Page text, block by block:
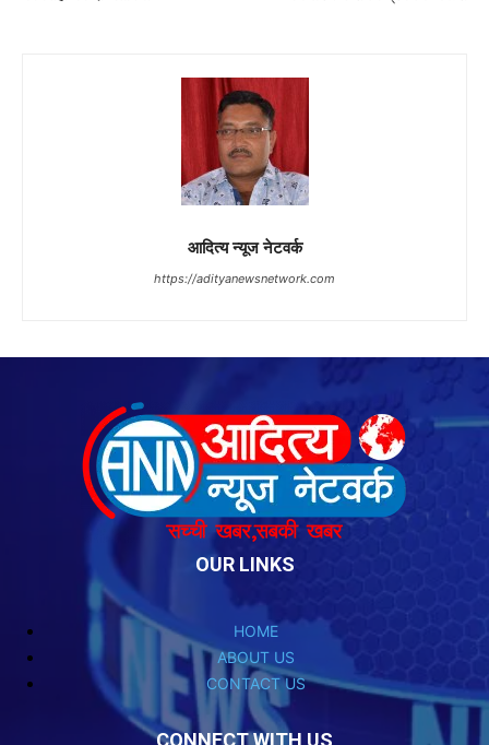
OUR LINKS
HOME
ABOUT US
CONTACT US
CONNECT WITH US